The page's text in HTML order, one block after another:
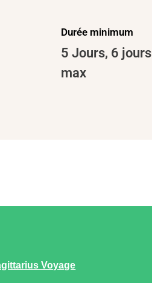
Durée minimum
5 Jours, 6 jours
max
Voyage